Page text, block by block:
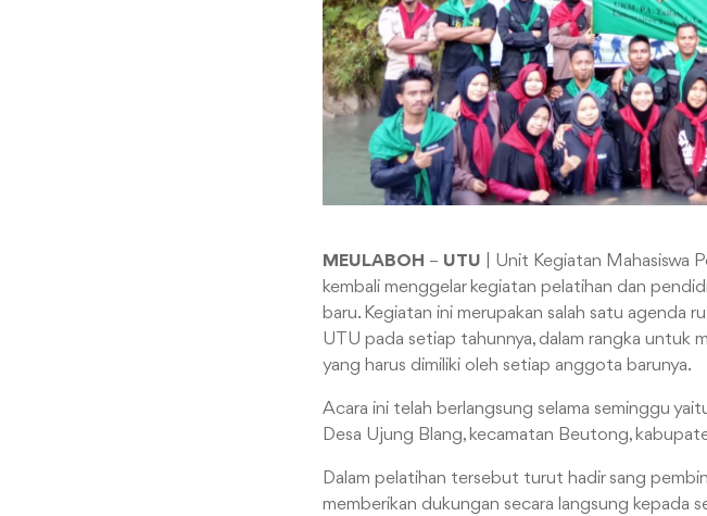
MEULABOH – UTU | Unit Kegiatan Mahasiswa
kembali menggelar kegiatan pelatihan dan
baru. Kegiatan ini merupakan salah satu agenda
UTU pada setiap tahunnya, dalam rangka untuk
yang harus dimiliki oleh setiap anggota barunya.
Acara ini telah berlangsung selama seminggu
Desa Ujung Blang, kecamatan Beutong,
Dalam pelatihan tersebut turut hadir sang
memberikan dukungan secara langsung kepada